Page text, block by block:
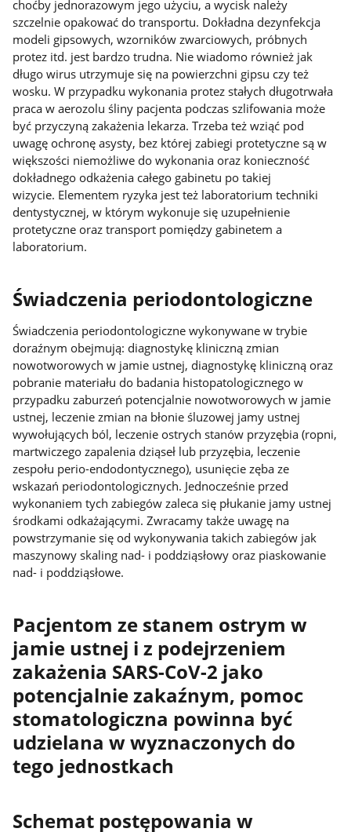
choćby jednorazowym jego użyciu, a wycisk należy
szczelnie opakować do transportu. Dokładna dezynfekcja
modeli gipsowych, wzorników zwarciowych, próbnych
protez itd. jest bardzo trudna. Nie wiadomo również jak
długo wirus utrzymuje się na powierzchni gipsu czy też
wosku. W przypadku wykonania protez stałych długotrwała
praca w aerozolu śliny pacjenta podczas szlifowania może
być przyczyną zakażenia lekarza. Trzeba też wziąć pod
uwagę ochronę asysty, bez której zabiegi protetyczne są w
większości niemożliwe do wykonania oraz konieczność
dokładnego odkażenia całego gabinetu po takiej
wizycie. Elementem ryzyka jest też laboratorium techniki
dentystycznej, w którym wykonuje się uzupełnienie
protetyczne oraz transport pomiędzy gabinetem a
laboratorium.
Świadczenia periodontologiczne
Świadczenia periodontologiczne wykonywane w trybie
doraźnym obejmują: diagnostykę kliniczną zmian
nowotworowych w jamie ustnej, diagnostykę kliniczną oraz
pobranie materiału do badania histopatologicznego w
przypadku zaburzeń potencjalnie nowotworowych w jamie
ustnej, leczenie zmian na błonie śluzowej jamy ustnej
wywołujących ból, leczenie ostrych stanów przyzębia (ropni,
martwiczego zapalenia dziąseł lub przyzębia, leczenie
zespołu perio-endodontycznego), usunięcie zęba ze
wskazań periodontologicznych. Jednocześnie przed
wykonaniem tych zabiegów zaleca się płukanie jamy ustnej
środkami odkażającymi. Zwracamy także uwagę na
powstrzymanie się od wykonywania takich zabiegów jak
maszynowy skaling nad- i poddziąsłowy oraz piaskowanie
nad- i poddziąsłowe.
Pacjentom ze stanem ostrym w
jamie ustnej i z podejrzeniem
zakażenia SARS-CoV-2 jako
potencjalnie zakaźnym, pomoc
stomatologiczna powinna być
udzielana w wyznaczonych do
tego jednostkach
Schemat postępowania w